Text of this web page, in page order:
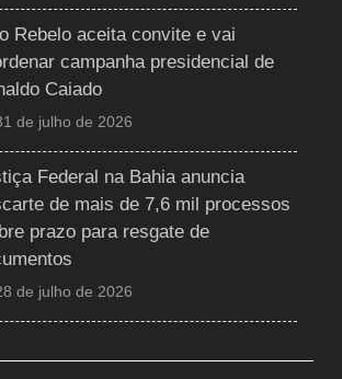
Rebelo aceita convite e vai
campanha presidencial de
Caiado
de julho de 2026
Federal na Bahia anuncia
de mais de 7,6 mil processos
prazo para resgate de
de julho de 2026